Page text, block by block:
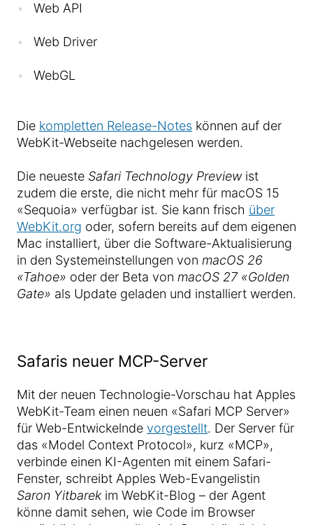
Web API
Web Driver
WebGL
Die kompletten Release-Notes können auf der
WebKit-Webseite nachgelesen werden.
Die neueste Safari Technology Previewist
zudem die erste, die nicht mehr für macOS 15
«Sequoia» verfügbar ist. Sie kann frisch über
WebKit.org oder, sofern bereits auf dem eigenen
Mac installiert, über die Software-Aktualisierung
in den Systemeinstellungen von macOS 26
«Tahoe» oder der Beta von macOS 27 «Golden
Gate» als Update geladen und installiert werden.
Safaris neuer MCP-Server
Mit der neuen Technologie-Vorschau hat Apples
WebKit-Team einen neuen «Safari MCP Server»
für Web-Entwickelnde vorgestellt. Der Server für
das «Model Context Protocol», kurz «MCP»,
verbinde einen KI-Agenten mit einem Safari-
Fenster, schreibt Apples Web-Evangelistin
Saron Yitbarekim WebKit-Blog – der Agent
könne damit sehen, wie Code im Browser